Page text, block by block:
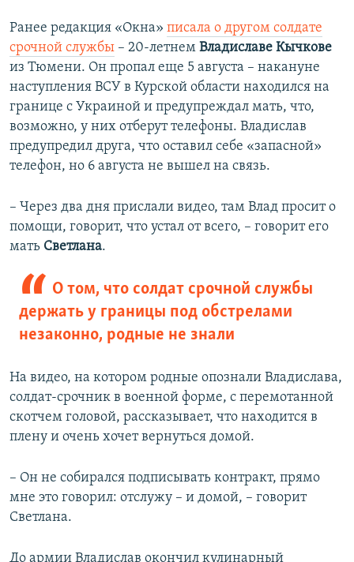
Ранее редакция «Окна» писала о другом солдате
срочной службы – 20-летнем Владиславе Кычкове
из Тюмени. Он пропал еще 5 августа – накануне
наступления ВСУ в Курской области находился на
границе с Украиной и предупреждал мать, что,
возможно, у них отберут телефоны. Владислав
предупредил друга, что оставил себе «запасной»
телефон, но 6 августа не вышел на связь.
– Через два дня прислали видео, там Влад просит о
помощи, говорит, что устал от всего, – говорит его
мать Светлана.
О том, что солдат срочной службы
держать у границы под обстрелами
незаконно, родные не знали
На видео, на котором родные опознали Владислава,
солдат-срочник в военной форме, с перемотанной
скотчем головой, рассказывает, что находится в
плену и очень хочет вернуться домой.
– Он не собирался подписывать контракт, прямо
мне это говорил: отслужу – и домой, – говорит
Светлана.
До армии Владислав окончил кулинарный